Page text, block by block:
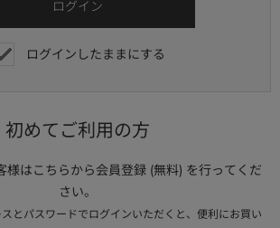
ログインしたままにする
初めてご利用の方
様はこちらから会員登録 (無料) を行ってくだ
さい。
とパスワードでログインいただくと、便利にお買い